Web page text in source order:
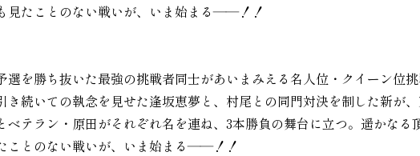
見たことのない戦いが、いま始まる――！！
選を勝ち抜いた最強の挑戦者同士があいまみえる名人位・クイーン位
き続いての執念を見せた逢坂恵夢と、村尾との同門対決を制した新が
ベテラン・原田がそれぞれ名を連ね、3本勝負の舞台に立つ。遥かなる
ことのない戦いが、いま始まる――！！